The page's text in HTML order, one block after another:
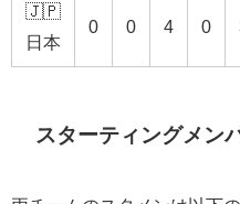
🇯🇵
日本
0 0 4 0
スターティングメン